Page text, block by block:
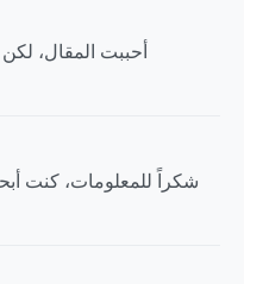
أحببت المقال،
شكراً للمعلومات، كنت